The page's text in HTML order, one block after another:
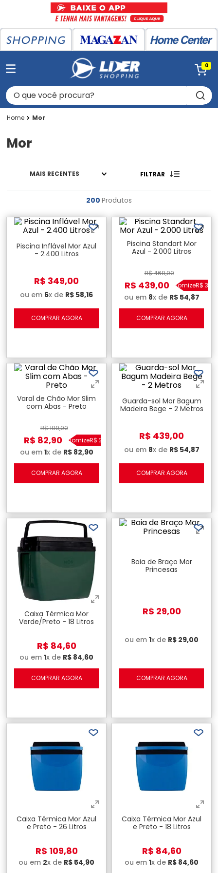
0
O que você procura?
Mor
Mor
MAIS RECENTES FILTRAR
200 Produtos
Piscina Inflável Mor Azul
- 2.400 Litros
R$ 349,00
ou em 6x de R$ 58,16
COMPRAR AGORA
Piscina Standart Mor
Azul - 2.000 Litros
R$469,00
R$ 439,00EconomizeR$ 30
ou em 8x de R$ 54,87
COMPRAR AGORA
Varal de Chão Mor Slim
com Abas - Preto
R$109,00
R$ 82,90EconomizeR$ 26
ou em 1x de R$ 82,90
COMPRAR AGORA
Guarda-sol Mor Bagum
Madeira Bege - 2 Metros
R$ 439,00
ou em 8x de R$ 54,87
COMPRAR AGORA
Caixa Térmica Mor
Verde/Preto - 18 Litros
R$ 84,60
ou em 1x de R$ 84,60
COMPRAR AGORA
Boia de Braço Mor
Princesas
R$ 29,00
ou em 1x de R$ 29,00
COMPRAR AGORA
Caixa Térmica Mor Azul
e Preto - 26 Litros
R$ 109,80
ou em 2x de R$ 54,90
Caixa Térmica Mor Azul
e Preto - 18 Litros
R$ 84,60
ou em 1x de R$ 84,60